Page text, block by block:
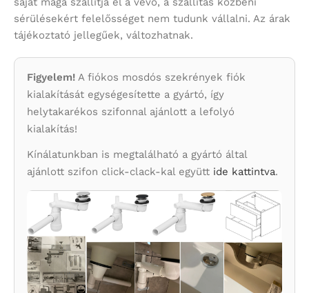
sérülésekért felelősséget nem tudunk vállalni. Az árak
tájékoztató jellegűek, változhatnak.
Figyelem! A fiókos mosdós szekrények fiók
kialakítását egységesítette a gyártó, így
helytakarékos szifonnal ajánlott a lefolyó
kialakítás!
Kínálatunkban is megtalálható a gyártó által
ajánlott szifon click-clack-kal együtt ide kattintva.